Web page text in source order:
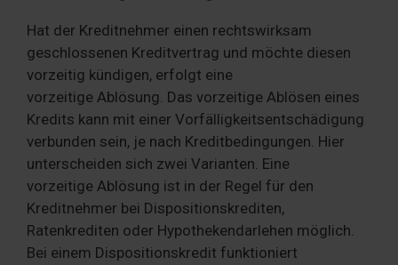
Hat der Kreditnehmer einen rechtswirksam
geschlossenen Kreditvertrag und möchte diesen
vorzeitig kündigen, erfolgt eine
vorzeitige Ablösung. Das vorzeitige Ablösen eines
Kredits kann mit einer Vorfälligkeitsentschädigung
verbunden sein, je nach Kreditbedingungen. Hier
unterscheiden sich zwei Varianten. Eine
vorzeitige Ablösung ist in der Regel für den
Kreditnehmer bei Dispositionskrediten,
Ratenkrediten oder Hypothekendarlehen möglich.
Bei einem Dispositionskredit funktioniert